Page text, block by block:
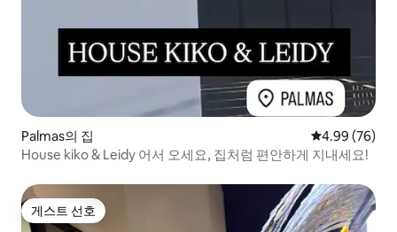
Palmas의 집 평점 4.99점(5
4.99 (76)
House kiko & Leidy 어서 오세요, 집처럼 편안하게 지내세요!
게스트 선호
게스트 선호